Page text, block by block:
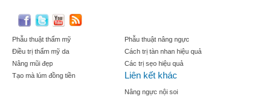
Phẫu thuật thẩm mỹ
Điều trị thẩm mỹ da
Nâng mũi đẹp
Tạo mà lúm đồng tiền
Phẫu thuật nâng ngực
Cách trị tàn nhan hiệu quả
Các trị sẹo hiệu quả
Liên kết khác
Nâng ngực nội soi